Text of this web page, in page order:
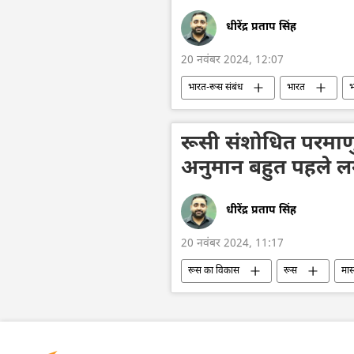
धीरेंद्र प्रताप सिंह
20 नवंबर 2024, 12:07
भारत-रूस संबंध भारत
रूस
मास्को Sputnik
कज़ान ब्रिक्स शिखर सम्मेलन
2024
रूसी संशोधित
अनुमान बहुत पहले
धीरेंद्र प्रताप सिंह
20 नवंबर 2024, 11:17
रूस का विकास रूस
परमाणु हथियार
सामूहिक विनाश का